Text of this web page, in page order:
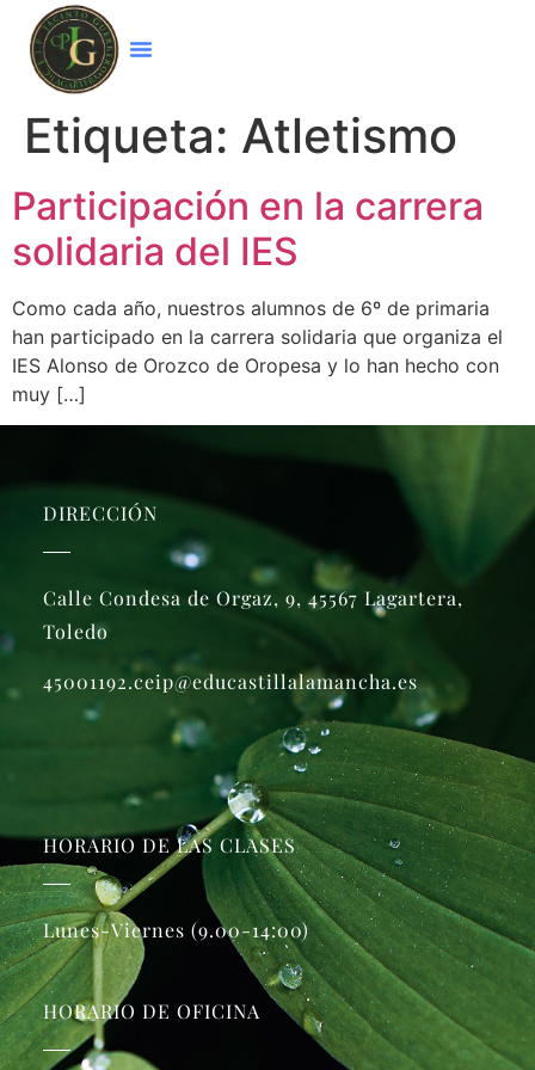
Etiqueta: Atletismo
Participación en la carrera
solidaria del IES
Como cada año, nuestros alumnos de 6º de primaria
han participado en la carrera solidaria que organiza el
IES Alonso de Orozco de Oropesa y lo han hecho con
muy […]
DIRECCIÓN
Calle Condesa de Orgaz, 9, 45567 Lagartera,
Toledo
45001192.ceip@educastillalamancha.es
HORARIO DE LAS CLASES
Lunes-Viernes (9.00-14:00)
HORARIO DE OFICINA